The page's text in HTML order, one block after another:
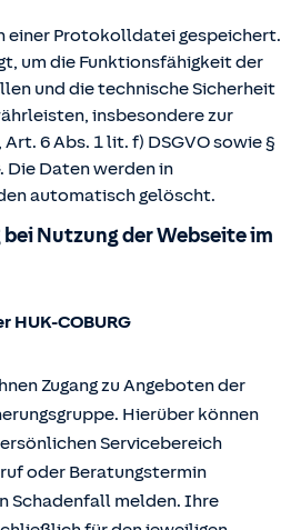
einer Protokolldatei gespeichert.
um die Funktionsfähigkeit der
und die technische Sicherheit
insbesondere zur
6 Abs. 1 lit. f) DSGVO sowie §
Die Daten werden in
automatisch gelöscht.
Nutzung der Webseite im
HUK-COBURG
Zugang zu Angeboten der
Hierüber können
Servicebereich
oder Beratungstermin
Schadenfall melden. Ihre